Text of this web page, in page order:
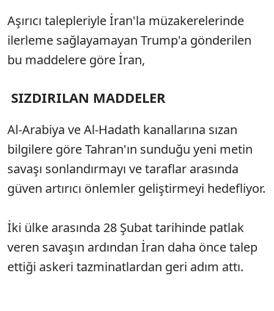
Sesi Aç
Aşırıcı talepleriyle İran'la müzakerelerinde
ilerleme sağlayamayan Trump'a gönderilen
bu maddelere göre İran,
SIZDIRILAN MADDELER
Al-Arabiya ve Al-Hadath kanallarına sızan
bilgilere göre Tahran'ın sunduğu yeni metin
savaşı sonlandırmayı ve taraflar arasında
güven artırıcı önlemler geliştirmeyi hedefliyor.
İki ülke arasında 28 Şubat tarihinde patlak
veren savaşın ardından İran daha önce talep
ettiği askeri tazminatlardan geri adım attı.